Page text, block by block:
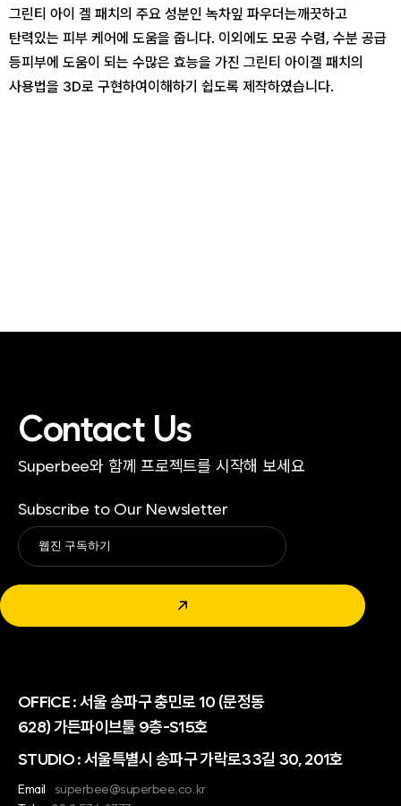
그린티 아이 겔 패치의 주요 성분인 녹차잎 파우더는깨끗하고
탄력있는 피부 케어에 도움을 줍니다. 이외에도 모공 수렴, 수분 공급
등피부에 도움이 되는 수많은 효능을 가진 그린티 아이겔 패치의
사용법을 3D로 구현하여 이해하기 쉽도록 제작하였습니다.
Contact Us
Superbee와 함께 프로젝트를 시작해 보세요
Subscribe to Our Newsletter
↗
Alternative:
OFFICE :서울 송파구 충민로 10 (문정동
628) 가든파이브툴 9층-S15호
STUDIO : 서울특별시 송파구 가락로33길 30, 201호
Email
superbee@superbee.co.kr